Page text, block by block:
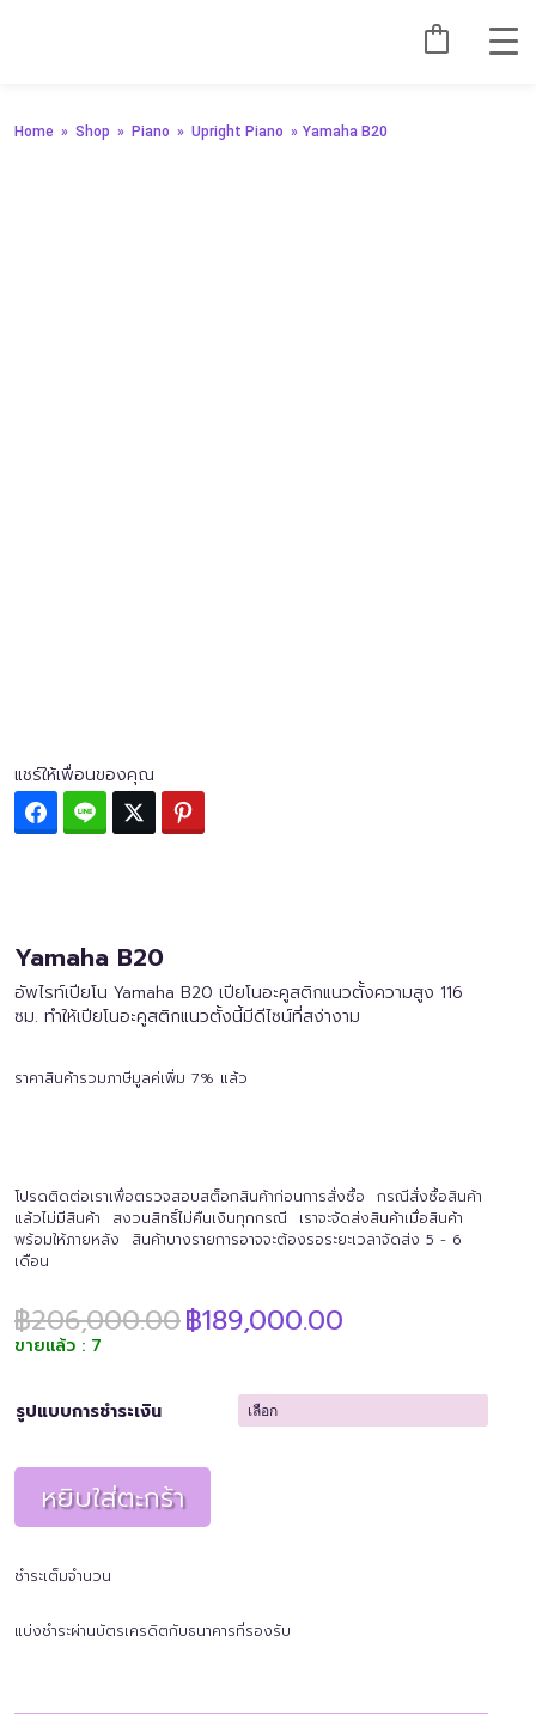
Home » Shop » Piano » Upright Piano » Yamaha B20
แชร์ให้เพื่อนของคุณ
Facebook
Line Twitter
Yamaha B20
อัพไรท์เปียโน Yamaha B20 เปียโนอะคูสติกแนวตั้งความสูง 116
ซม. ทำให้เปียโนอะคูสติกแนวตั้งนี้มีดีไซน์ที่สง่างาม
ราคาสินค้ารวมภาษีมูลค่เพิ่ม 7% แล้ว
โปรดติดต่อเราเพื่อตรวจสอบสต็อกสินค้าก่อนการสั่งซื้อ กรณีสั่งซื้อสินค้า
แล้วไม่มีสินค้า สงวนสิทธิ์ไม่คืนเงินทุกกรณี เราจะจัดส่งสินค้าเมื่อสินค้า
พร้อมให้ภายหลัง สินค้าบางรายการอาจจะต้องรอระยะเวลาจัดส่ง 5 - 6
เดือน
฿206,000.00Original
price
฿206,000.00.
฿189,000.00
฿189,000.00.
ขายแล้ว : 7
รูปแบบการชำระเงิน
หยิบใส่ตะกร้า
ชำระเต็มจำนวน
แบ่งชำระผ่านบัตรเครดิตกับธนาคารที่รองรับ